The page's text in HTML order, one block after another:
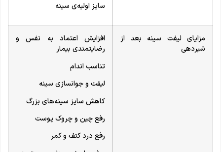
سایز اولیه‌ی سینه
مزایای لیفت سینه بعد از
شیردهی
افزایش اعتماد به نفس و
رضایتمندی بیمار
تناسب اندام
لیفت و جوانسازی سینه
کاهش سایز سینه‌های بزرگ
رفع چین و چروک پوست
رفع درد کتف و کمر